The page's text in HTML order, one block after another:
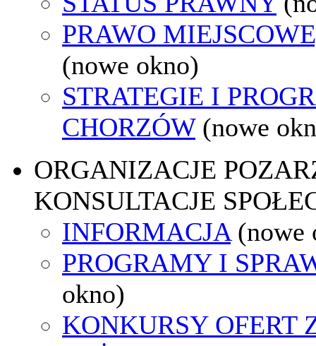
PRAWO
(nowe okno)
STRATEGIE I
CHORZÓW (nowe
ORGANIZACJE
KONSULTACJE
INFORMACJA (nowe
PROGRAMY I
okno)
KONKURSY OFERT